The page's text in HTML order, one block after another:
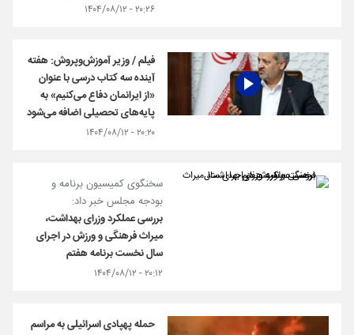
۲۰:۲۶ - ۱۴۰۴/۰۸/۱۲
فیلم / وزیر آموزش‌وپروش: هفته
آینده سه کتاب درسی با عنوان
«از ایرانمان دفاع می‌کنیم» به
پایه‌های تحصیلی اضافه می‌شود
۲۰:۲۰ - ۱۴۰۴/۰۸/۱۲
سخنگوی کمیسیون برنامه و
بودجه مجلس خبر داد:
بررسی عملکرد وزرای بهداشت،
میراث فرهنگی و ورزش در اجرای
سال نخست برنامه هفتم
۲۰:۱۲ - ۱۴۰۴/۰۸/۱۲
حمله پهپادی اسرائیلی به مراسم